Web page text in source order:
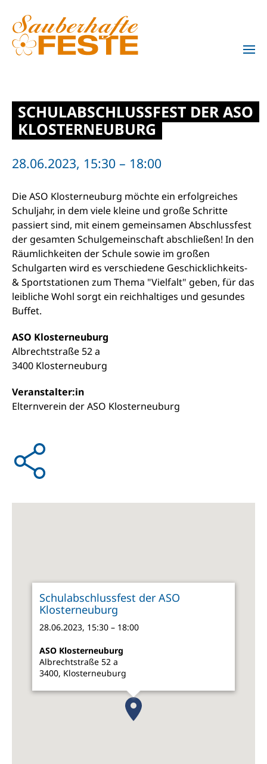
Zum Hauptinhalt springen
SCHULABSCHLUSSFEST DER ASO
KLOSTERNEUBURG
28.06.2023, 15:30 – 18:00
Die ASO Klosterneuburg möchte ein erfolgreiches
Schuljahr, in dem viele kleine und große Schritte
passiert sind, mit einem gemeinsamen Abschlussfest
der gesamten Schulgemeinschaft abschließen! In den
Räumlichkeiten der Schule sowie im großen
Schulgarten wird es verschiedene Geschicklichkeits-
& Sportstationen zum Thema "Vielfalt" geben, für das
leibliche Wohl sorgt ein reichhaltiges und gesundes
Buffet.
ASO Klosterneuburg
Albrechtstraße 52 a
3400 Klosterneuburg
Veranstalter:in
Elternverein der ASO Klosterneuburg
Schulabschlussfest der ASO
Klosterneuburg
28.06.2023, 15:30 – 18:00
ASO Klosterneuburg
Albrechtstraße 52 a
3400, Klosterneuburg